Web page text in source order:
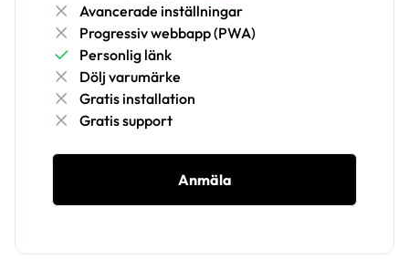
Avancerade inställningar
Progressiv webbapp (PWA)
Personlig länk
Dölj varumärke
Gratis installation
Gratis support
Anmäla